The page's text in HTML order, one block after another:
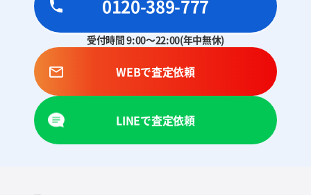
0120-389-777
受付時間 9:00～22:00(年中無休)
WEBで査定依頼
LINEで査定依頼